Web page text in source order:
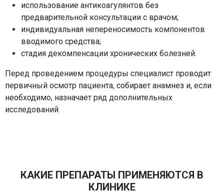
использование антикоагулянтов без
предварительной консультации с врачом;
индивидуальная непереносимость компонентов
вводимого средства;
стадия декомпенсации хронических болезней.
Перед проведением процедуры специалист проводит
первичный осмотр пациента, собирает анамнез и, если
необходимо, назначает ряд дополнительных
исследований.
КАКИЕ ПРЕПАРАТЫ ПРИМЕНЯЮТСЯ В
КЛИНИКЕ